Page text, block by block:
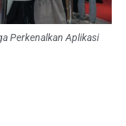
Perkenalkan Aplikasi